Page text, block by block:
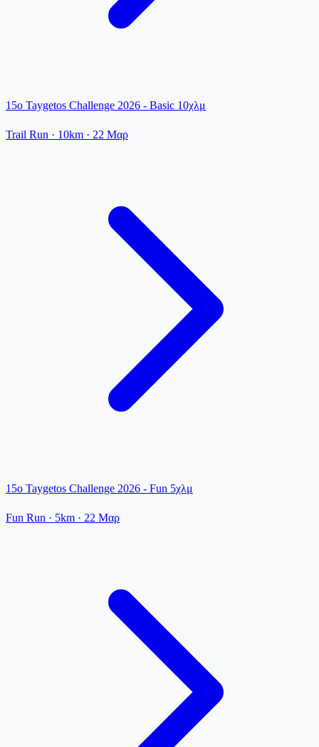
15o Taygetos Challenge 2026 - Basic 10χλμ
Trail Run · 10km · 22 Μαρ
15o Taygetos Challenge 2026 - Fun 5χλμ
Fun Run · 5km · 22 Μαρ